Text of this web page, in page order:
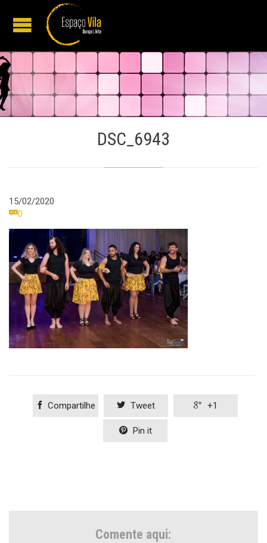
DSC_6943
15/02/2020
0
 Compartilhe  Tweet  +1
 Pin it
Comente aqui: